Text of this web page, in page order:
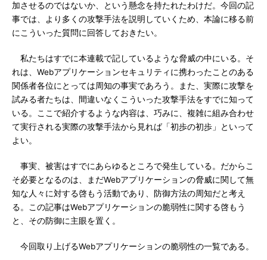
加させるのではないか、という懸念を持たれたわけだ。今回の記
事では、より多くの攻撃手法を説明していくため、本論に移る前
にこういった質問に回答しておきたい。
私たちはすでに本連載で記しているような脅威の中にいる。そ
れは、Webアプリケーションセキュリティに携わったことのある
関係者各位にとっては周知の事実であろう。また、実際に攻撃を
試みる者たちは、間違いなくこういった攻撃手法をすでに知って
いる。ここで紹介するような内容は、巧みに、複雑に組み合わせ
て実行される実際の攻撃手法から見れば「初歩の初歩」といって
よい。
事実、被害はすでにあらゆるところで発生している。だからこ
そ必要となるのは、まだWebアプリケーションの脅威に関して無
知な人々に対する啓もう活動であり、防御方法の周知だと考え
る。この記事はWebアプリケーションの脆弱性に関する啓もう
と、その防御に主眼を置く。
今回取り上げるWebアプリケーションの脆弱性の一覧である。